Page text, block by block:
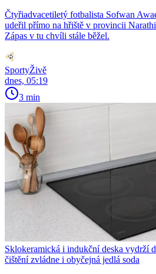
Čtyřiadvacetiletý fotbalista Sofwan
udeřil přímo na hřiště v provincii
Zápas v tu chvíli stále běžel.
SportyŽivě
dnes, 05:19
3 min
Sklokeramická i indukční deska vydrží
čištění zvládne i obyčejná jedlá soda